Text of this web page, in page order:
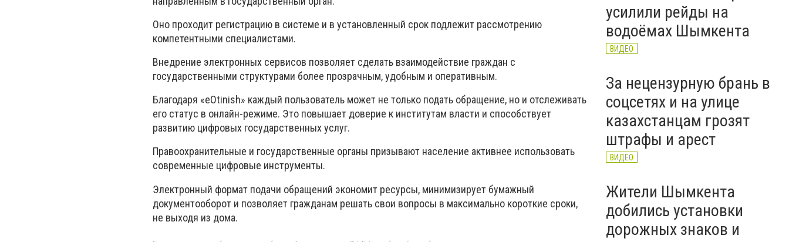
Оно проходит регистрацию в системе и в установленный срок подлежит рассмотрению
компетентными специалистами.
Внедрение электронных сервисов позволяет сделать взаимодействие граждан с
государственными структурами более прозрачным, удобным и оперативным.
Благодаря «eOtinish» каждый пользователь может не только подать обращение, но и отслеживать
его статус в онлайн-режиме. Это повышает доверие к институтам власти и способствует
развитию цифровых государственных услуг.
Правоохранительные и государственные органы призывают население активнее использовать
современные цифровые инструменты.
Электронный формат подачи обращений экономит ресурсы, минимизирует бумажный
документооборот и позволяет гражданам решать свои вопросы в максимально короткие сроки,
не выходя из дома.
усилили рейды на
водоёмах Шымкента
ВИДЕО
За нецензурную брань в
соцсетях и на улице
казахстанцам грозят
штрафы и арест
ВИДЕО
Жители Шымкента
добились установки
дорожных знаков и